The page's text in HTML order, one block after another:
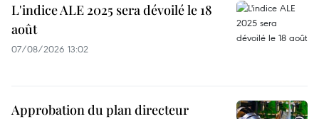
L'indice ALE 2025 sera dévoilé le 18
août
07/08/2026 13:02
Approbation du plan directeur